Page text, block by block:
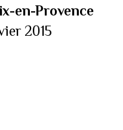
en-Provence
2015